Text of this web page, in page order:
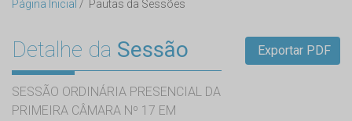
Página Inicial Pautas da Sessões
Detalhe da Sessão
SESSÃO ORDINÁRIA PRESENCIAL DA
PRIMEIRA CÂMARA Nº 17 EM
Exportar PDF